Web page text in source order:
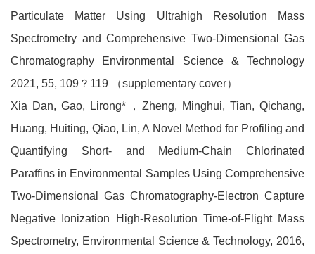
Particulate Matter Using Ultrahigh Resolution Mass
Spectrometry and Comprehensive Two-Dimensional Gas
Chromatography Environmental Science & Technology
2021, 55, 109？119 （supplementary cover）
Xia Dan, Gao, Lirong*，Zheng, Minghui, Tian, Qichang,
Huang, Huiting, Qiao, Lin, A Novel Method for Profiling and
Quantifying Short- and Medium-Chain Chlorinated
Paraffins in Environmental Samples Using Comprehensive
Two-Dimensional Gas Chromatography-Electron Capture
Negative Ionization High-Resolution Time-of-Flight Mass
Spectrometry, Environmental Science & Technology, 2016,